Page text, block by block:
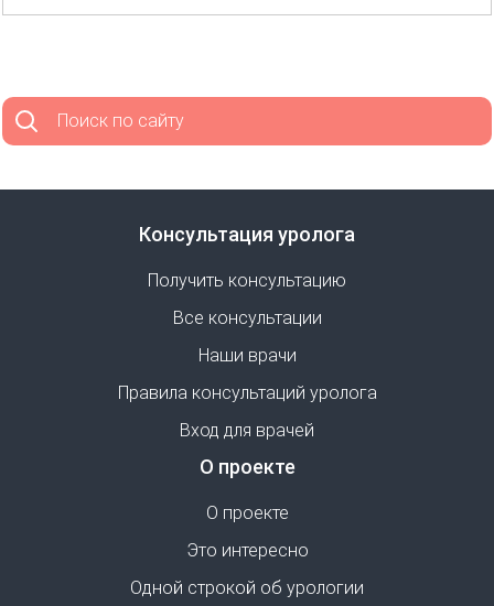
Поиск по сайту
Консультация уролога
Получить консультацию
Все консультации
Наши врачи
Правила консультаций уролога
Вход для врачей
О проекте
О проекте
Это интересно
Одной строкой об урологии